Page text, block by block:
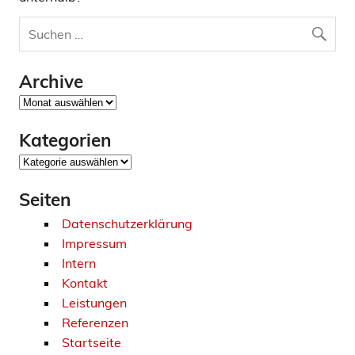
Archive
Archive
Kategorien
Kategorien
Seiten
Datenschutzerklärung
Impressum
Intern
Kontakt
Leistungen
Referenzen
Startseite